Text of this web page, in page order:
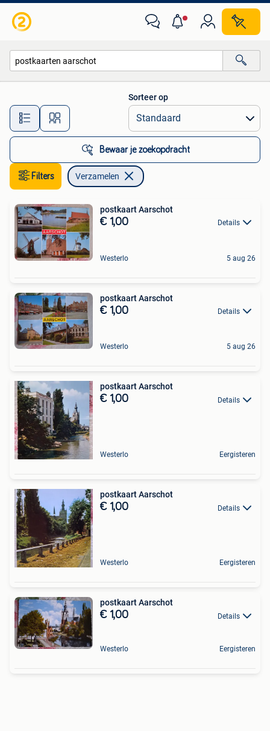
Alle afstanden…
Sorteer op
Bewaar je zoekopdracht
Filters Verzamelen
postkaart Aarschot
€ 1,00 Details
Westerlo 5 aug 26
postkaart Aarschot
€ 1,00 Details
Westerlo 5 aug 26
postkaart Aarschot
€ 1,00 Details
Westerlo Eergisteren
postkaart Aarschot
€ 1,00 Details
Westerlo Eergisteren
postkaart Aarschot
€ 1,00 Details
Westerlo Eergisteren